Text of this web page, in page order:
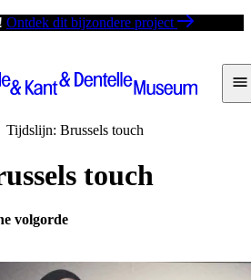
Ontdek dit bijzondere project
Tijdslijn: Brussels touch
touch
volgorde